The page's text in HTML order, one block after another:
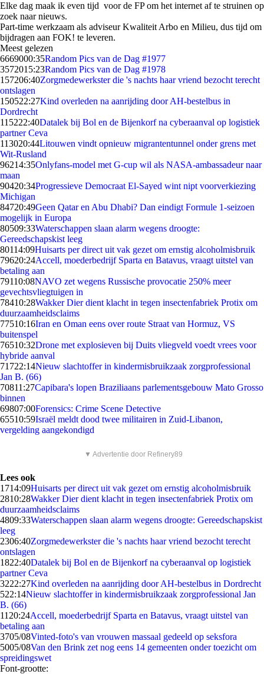
Elke dag maak ik even tijd voor de FP om het internet af te struinen op
zoek naar nieuws.
Part-time werkzaam als adviseur Kwaliteit Arbo en Milieu, dus tijd om
bijdragen aan FOK! te leveren.
Meest gelezen
6669000:35Random Pics van de Dag #1977
3572015:23Random Pics van de Dag #1978
157206:40Zorgmedewerkster die 's nachts haar vriend bezocht terecht
ontslagen
150522:27Kind overleden na aanrijding door AH-bestelbus in
Dordrecht
115222:40Datalek bij Bol en de Bijenkorf na cyberaanval op logistiek
partner Ceva
113020:44Litouwen vindt opnieuw migrantentunnel onder grens met
Wit-Rusland
96214:35Onlyfans-model met G-cup wil als NASA-ambassadeur naar
maan
90420:34Progressieve Democraat El-Sayed wint nipt voorverkiezing
Michigan
84720:49Geen Qatar en Abu Dhabi? Dan eindigt Formule 1-seizoen
mogelijk in Europa
80509:33Waterschappen slaan alarm wegens droogte:
Gereedschapskist leeg
80114:09Huisarts per direct uit vak gezet om ernstig alcoholmisbruik
79620:24Accell, moederbedrijf Sparta en Batavus, vraagt uitstel van
betaling aan
79110:08NAVO zet wegens Russische provocatie 250% meer
gevechtsvliegtuigen in
78410:28Wakker Dier dient klacht in tegen insectenfabriek Protix om
duurzaamheidsclaims
77510:16Iran en Oman eens over route Straat van Hormuz, VS
buitenspel
76510:32Drone met explosieven bij Duits vliegveld voedt vrees voor
hybride aanval
71722:14Nieuw slachtoffer in kindermisbruikzaak zorgprofessional
Jan B. (66)
70811:27Capibara's lopen Braziliaans parlementsgebouw Mato Grosso
binnen
69807:00Forensics: Crime Scene Detective
65510:59Israël meldt dood twee militairen in Zuid-Libanon,
vergelding aangekondigd
▼ Advertentie door Refinery89
Lees ook
1714:09Huisarts per direct uit vak gezet om ernstig alcoholmisbruik
2810:28Wakker Dier dient klacht in tegen insectenfabriek Protix om
duurzaamheidsclaims
4809:33Waterschappen slaan alarm wegens droogte: Gereedschapskist
leeg
2306:40Zorgmedewerkster die 's nachts haar vriend bezocht terecht
ontslagen
1822:40Datalek bij Bol en de Bijenkorf na cyberaanval op logistiek
partner Ceva
3222:27Kind overleden na aanrijding door AH-bestelbus in Dordrecht
522:14Nieuw slachtoffer in kindermisbruikzaak zorgprofessional Jan
B. (66)
11 20:24Accell, moederbedrijf Sparta en Batavus, vraagt uitstel van
betaling aan
3705/08Vinted-foto's van vrouwen massaal gedeeld op seksfora
5005/08Van den Brink zet nog eens 14 gemeenten onder toezicht om
spreidingswet
Font-grootte: